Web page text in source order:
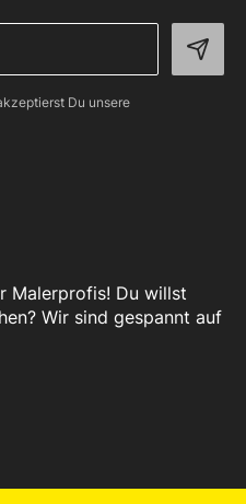
Du unsere
Malerprofis! Du willst
Wir sind gespannt auf